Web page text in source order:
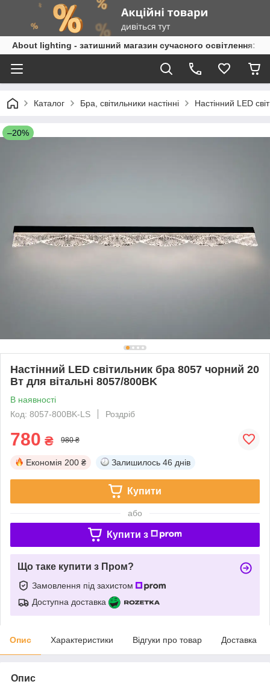
About lighting - затишний магазин сучасного освітлення:
Каталог Бра, світильники настінні Настінний LED
–20%
Настінний LED світильник бра 8057 чорний 20
Вт для вітальні 8057/800BK
В наявності
Код: 8057-800BK-LS
Роздріб
780 ₴ 980 ₴
Економія 200 ₴ Залишилось 46 днів
Купити
або
Купити з
Що таке купити з Пром?
Замовлення під захистом
Доступна доставка
Опис Характеристики Відгуки про товар Доставка
Опис